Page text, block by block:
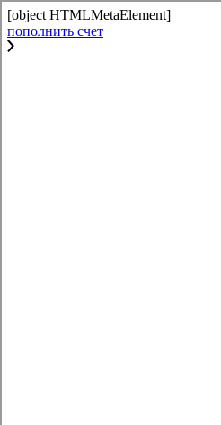
[object HTMLMetaElement]
пополнить счет